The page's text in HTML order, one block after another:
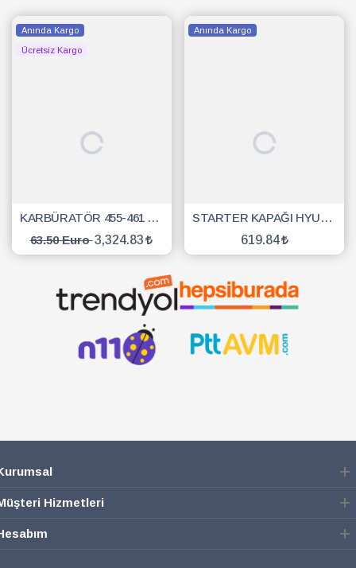
Anında Kargo
Ücretsiz Kargo
KARBÜRATÖR 455-461 ORJİNAL HUSQVARNA
63.50 Euro3,324.83
Anında Kargo
STARTER KAPAĞI HYUNDAİ 650 METAL KOMPLE
619.84
Hizmetleri